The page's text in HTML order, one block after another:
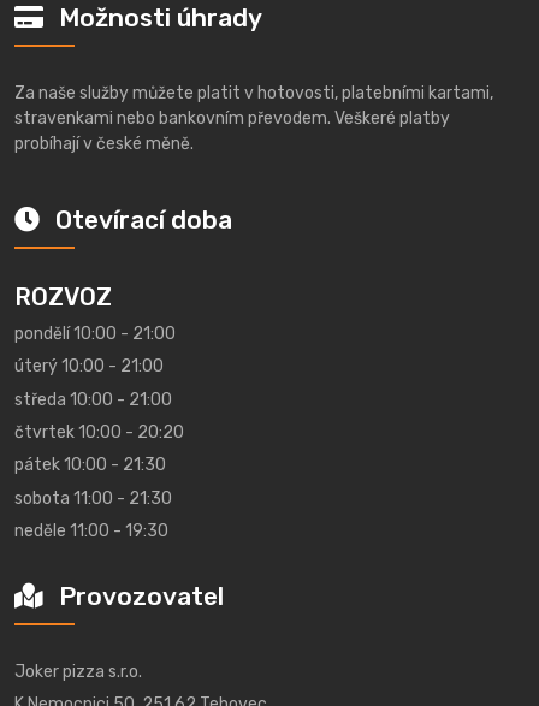
Možnosti úhrady
Za naše služby můžete platit v hotovosti, platebními kartami,
stravenkami nebo bankovním převodem. Veškeré platby
probíhají v české měně.
Otevírací doba
ROZVOZ
pondělí 10:00 - 21:00
úterý 10:00 - 21:00
středa 10:00 - 21:00
čtvrtek 10:00 - 20:20
pátek 10:00 - 21:30
sobota 11:00 - 21:30
neděle 11:00 - 19:30
Provozovatel
Joker pizza s.r.o.